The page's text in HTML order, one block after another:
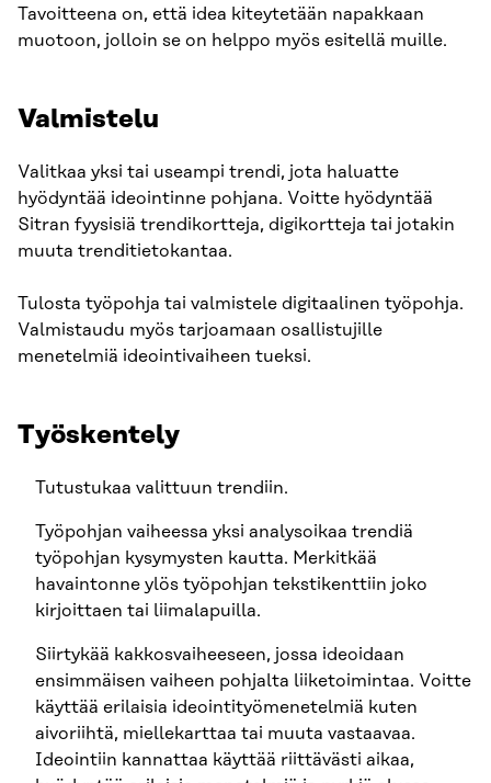
Tavoitteena on, että idea kiteytetään napakkaan
muotoon, jolloin se on helppo myös esitellä muille.
Valmistelu
Valitkaa yksi tai useampi trendi, jota haluatte
hyödyntää ideointinne pohjana. Voitte hyödyntää
Sitran fyysisiä trendikortteja, digikortteja tai jotakin
muuta trenditietokantaa.
Tulosta työpohja tai valmistele digitaalinen työpohja.
Valmistaudu myös tarjoamaan osallistujille
menetelmiä ideointivaiheen tueksi.
Työskentely
Tutustukaa valittuun trendiin.
Työpohjan vaiheessa yksi analysoikaa trendiä
työpohjan kysymysten kautta. Merkitkää
havaintonne ylös työpohjan tekstikenttiin joko
kirjoittaen tai liimalapuilla.
Siirtykää kakkosvaiheeseen, jossa ideoidaan
ensimmäisen vaiheen pohjalta liiketoimintaa. Voitte
käyttää erilaisia ideointityömenetelmiä kuten
aivoriihtä, miellekarttaa tai muuta vastaavaa.
Ideointiin kannattaa käyttää riittävästi aikaa,